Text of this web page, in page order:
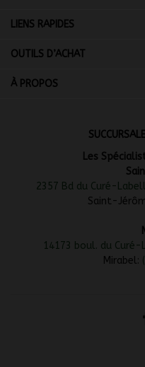
Les
2357 Bd du Curé-
Saint-
14173 boul. du Curé-
Mirabel:
LIENS RAPIDES
OUTILS D’ACHAT
À PROPOS